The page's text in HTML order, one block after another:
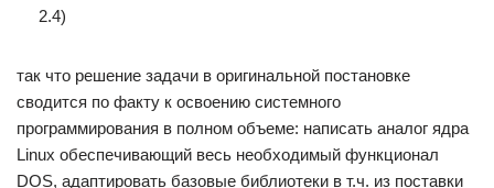
2.4)
так что решение задачи в оригинальной постановке
сводится по факту к освоению системного
программирования в полном объеме: написать аналог ядра
Linux обеспечивающий весь необходимый функционал
DOS, адаптировать базовые библиотеки в т.ч. из поставки